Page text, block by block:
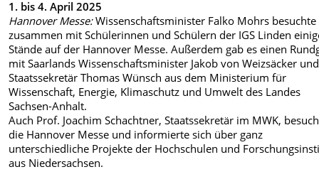
1. bis 4. April 2025
Hannover Messe:Wissenschaftsminister Falko Mohrs besuchte
zusammen mit Schülerinnen und Schülern der IGS Linden
Stände auf der Hannover Messe. Außerdem gab es einen
mit Saarlands Wissenschaftsminister Jakob von Weizsäcker und
Staatssekretär Thomas Wünsch aus dem Ministerium für
Wissenschaft, Energie, Klimaschutz und Umwelt des Landes
Sachsen-Anhalt.
Auch Prof. Joachim Schachtner, Staatssekretär im MWK,
die Hannover Messe und informierte sich über ganz
unterschiedliche Projekte der Hochschulen und
aus Niedersachsen.